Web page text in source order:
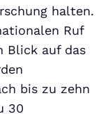
halten.
Ruf
Blick auf das
bis zu zehn
30